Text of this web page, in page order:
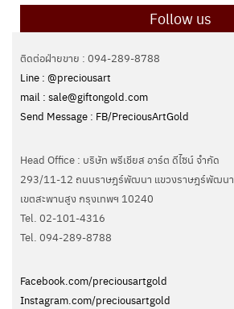
Follow us
ติดต่อฝ่ายขาย : 094-289-8788
Line : @preciousart
mail : sale@giftongold.com
Send Message : FB/PreciousArtGold
Head Office : บริษัท พรีเชียส อาร์ต ดีไซน์ จำกัด
293/11-12 ถนนราษฎร์พัฒนา แขวงราษฎร์พัฒนา
เขตสะพานสูง กรุงเทพฯ 10240
Tel. 02-101-4316
Tel. ‭094-289-8788‬
Facebook.com/preciousartgold
Instagram.com/preciousartgold